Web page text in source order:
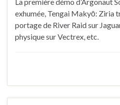
exhumée, Tengai Makyō: Ziria
portage de River Raid sur
physique sur Vectrex, etc.